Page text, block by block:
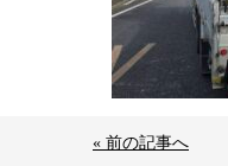
« 前の記事へ